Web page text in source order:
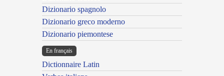
Dizionario spagnolo
Dizionario greco moderno
Dizionario piemontese
En français
Dictionnaire Latin